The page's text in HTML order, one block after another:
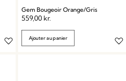
Gem Bougeoir Orange/Gris
559,00 kr.
Ajouter au panier